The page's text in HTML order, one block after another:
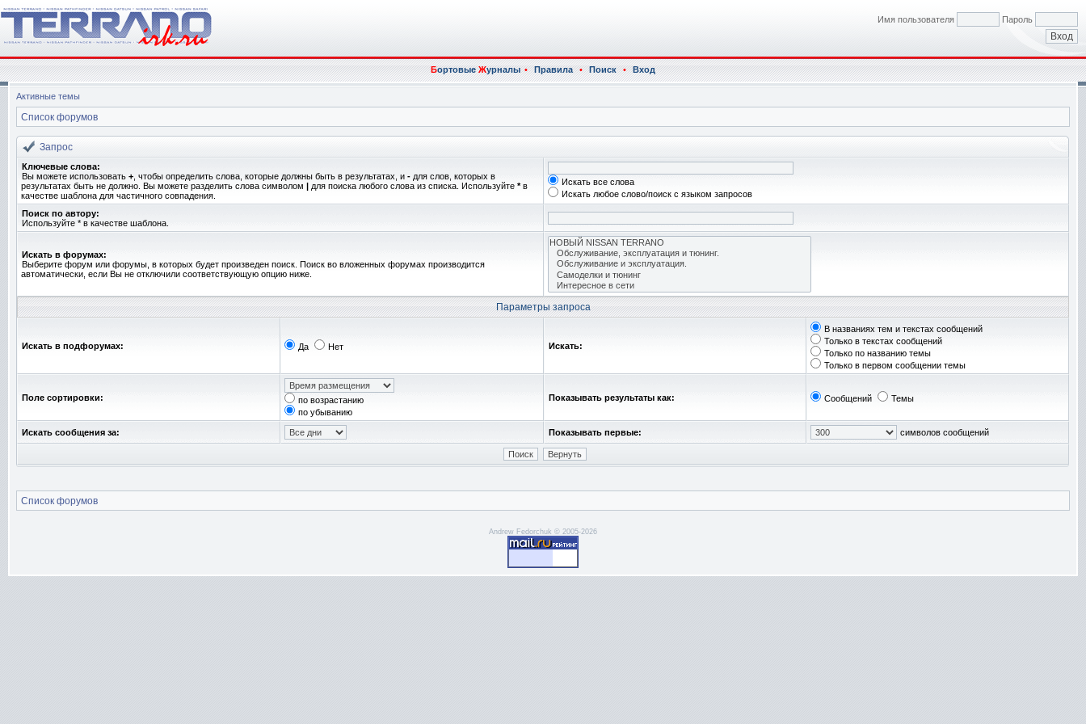
Имя пользователя Пароль
БортовыеЖурналы • Правила • Поиск • Вход
Активные темы
Список форумов
Запрос
Ключевые слова:
Вы можете использовать + , чтобы определить слова, которые должны быть в результатах, и - для слов, которых в
результатах быть не должно. Вы можете разделить слова символом | для поиска любого слова из списка. Используйте *в
качестве шаблона для частичного совпадения.
Искать все слова
Искать любое слово/поиск с языком запросов
Поиск по автору:
Используйте * в качестве шаблона.
Искать в форумах:
Выберите форум или форумы, в которых будет произведен поиск. Поиск во вложенных форумах производится
автоматически, если Вы не отключили соответствующую опцию ниже.
Параметры запроса
Искать в подфорумах: Да Нет Искать:
В названиях тем и текстах сообщений
Только в текстах сообщений
Только по названию темы
Только в первом сообщении темы
Поле сортировки:
по возрастанию
по убыванию
Показывать результаты как: Сообщений Темы
Искать сообщения за: Показывать первые: символов сообщений
Список форумов
Andrew Fedorchuk © 2005-2026